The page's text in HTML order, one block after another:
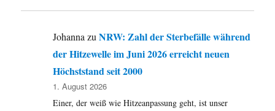
Funke,
Segu
und
mehr
…
JohannazuNRW: Zahl der Sterbefälle während
der Hitzewelle im Juni 2026 erreicht neuen
Höchststand seit 2000
1. August 2026
Einer, der weiß wie Hitzeanpassung geht, ist unser